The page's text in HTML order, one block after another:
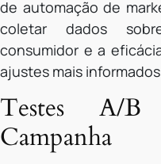
de automação de
coletar dados
consumidor e a
ajustes mais
Testes A/
Campanha